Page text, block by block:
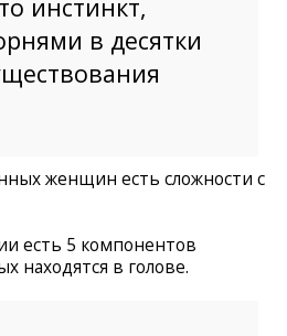
инстинкт,
в десятки
женщин есть сложности с
есть 5 компонентов
находятся в голове.